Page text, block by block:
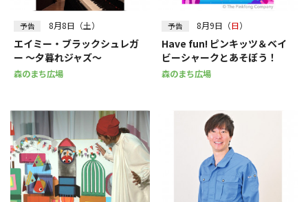
予告 8月8日（土）
エイミー・ブラックシュレガ
ー ～夕暮れジャズ～
森のまち広場
予告 8月9日（日）
Have fun! ピンキッツ＆ベイ
ビーシャークとあそぼう！
森のまち広場